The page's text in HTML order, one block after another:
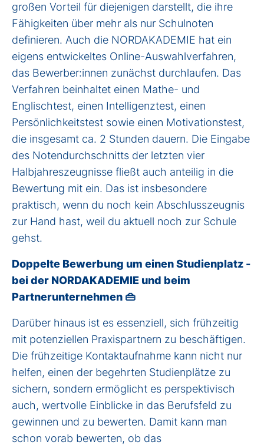
großen Vorteil für diejenigen darstellt, die ihre
Fähigkeiten über mehr als nur Schulnoten
definieren. Auch die NORDAKADEMIE hat ein
eigens entwickeltes Online-Auswahlverfahren,
das Bewerber:innen zunächst durchlaufen. Das
Verfahren beinhaltet einen Mathe- und
Englischtest, einen Intelligenztest, einen
Persönlichkeitstest sowie einen Motivationstest,
die insgesamt ca. 2 Stunden dauern. Die Eingabe
des Notendurchschnitts der letzten vier
Halbjahreszeugnisse fließt auch anteilig in die
Bewertung mit ein. Das ist insbesondere
praktisch, wenn du noch kein Abschlusszeugnis
zur Hand hast, weil du aktuell noch zur Schule
gehst.
Doppelte Bewerbung um einen Studienplatz -
bei der NORDAKADEMIE und beim
Partnerunternehmen 👜
Darüber hinaus ist es essenziell, sich frühzeitig
mit potenziellen Praxispartnern zu beschäftigen.
Die frühzeitige Kontaktaufnahme kann nicht nur
helfen, einen der begehrten Studienplätze zu
sichern, sondern ermöglicht es perspektivisch
auch, wertvolle Einblicke in das Berufsfeld zu
gewinnen und zu bewerten. Damit kann man
schon vorab bewerten, ob das